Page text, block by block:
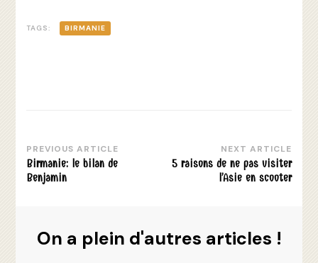
TAGS: BIRMANIE
Post
Navigation
PREVIOUS ARTICLE
Birmanie: le bilan de
Benjamin
NEXT ARTICLE
5 raisons de ne pas visiter
l’Asie en scooter
On a plein d'autres articles !